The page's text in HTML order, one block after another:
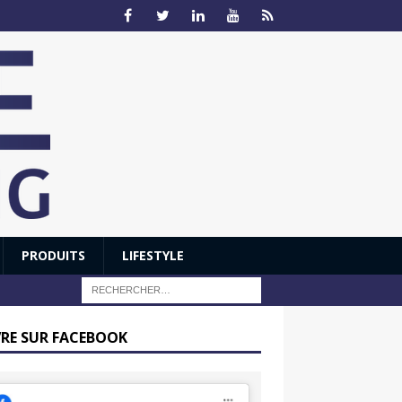
PRODUITS LIFESTYLE
SUR FACEBOOK